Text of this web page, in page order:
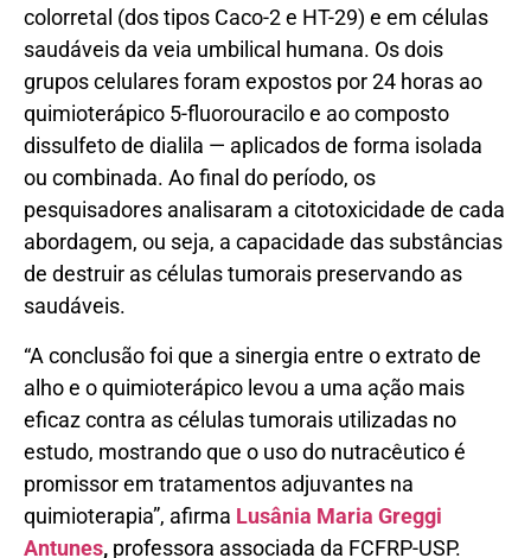
colorretal (dos tipos Caco-2 e HT-29) e em células
saudáveis da veia umbilical humana. Os dois
grupos celulares foram expostos por 24 horas ao
quimioterápico 5-fluorouracilo e ao composto
dissulfeto de dialila — aplicados de forma isolada
ou combinada. Ao final do período, os
pesquisadores analisaram a citotoxicidade de cada
abordagem, ou seja, a capacidade das substâncias
de destruir as células tumorais preservando as
saudáveis.
“A conclusão foi que a sinergia entre o extrato de
alho e o quimioterápico levou a uma ação mais
eficaz contra as células tumorais utilizadas no
estudo, mostrando que o uso do nutracêutico é
promissor em tratamentos adjuvantes na
quimioterapia”, afirma Lusânia Maria Greggi
Antunes, professora associada da FCFRP-USP.